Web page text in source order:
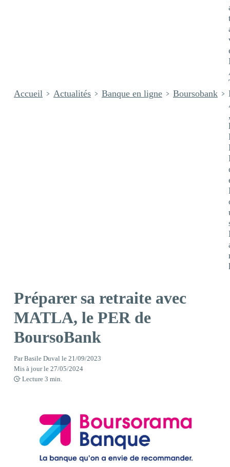
Accueil Actualités Banque en ligne Boursobank
Préparer sa retraite avec
MATLA, le PER de
BoursoBank
ParBasile Duval le 21/09/2023
Mis à jour le 27/05/2024
Lecture 3 min.